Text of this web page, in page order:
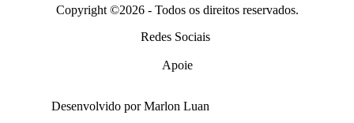
Copyright ©2026 - Todos os direitos reservados.
Redes Sociais
Apoie
Desenvolvido por Marlon Luan